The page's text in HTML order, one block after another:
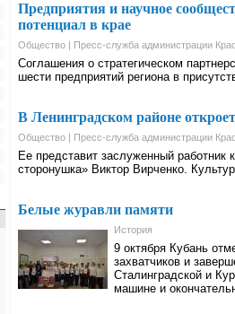
Предприятия и научное
потенциал в крае
Общество | Пресс-служба администрации
Соглашения о стратегическом
шести предприятий региона в
В Ленинградском районе
Общество | Пресс-служба администрации
Ее представит заслуженный работник
сторонушка» Виктор Вирченко.
Белые журавли памяти
История
9 октября Кубань
захватчиков и
Сталинградской и
машине и